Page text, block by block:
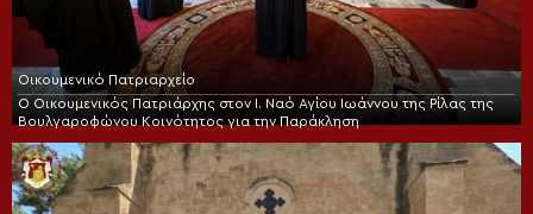
Οικουμενικό Πατριαρχείο
Ο Οικουμενικός Πατριάρχης στον I. Ναό Αγίου Ιωάννου της Ρίλας της
Βουλγαροφώνου Κοινότητος για την Παράκληση